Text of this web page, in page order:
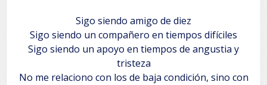
Sigo siendo amigo de diez
Sigo siendo un compañero en tiempos difíciles
Sigo siendo un apoyo en tiempos de angustia y
tristeza
No me relaciono con los de baja condición, sino con